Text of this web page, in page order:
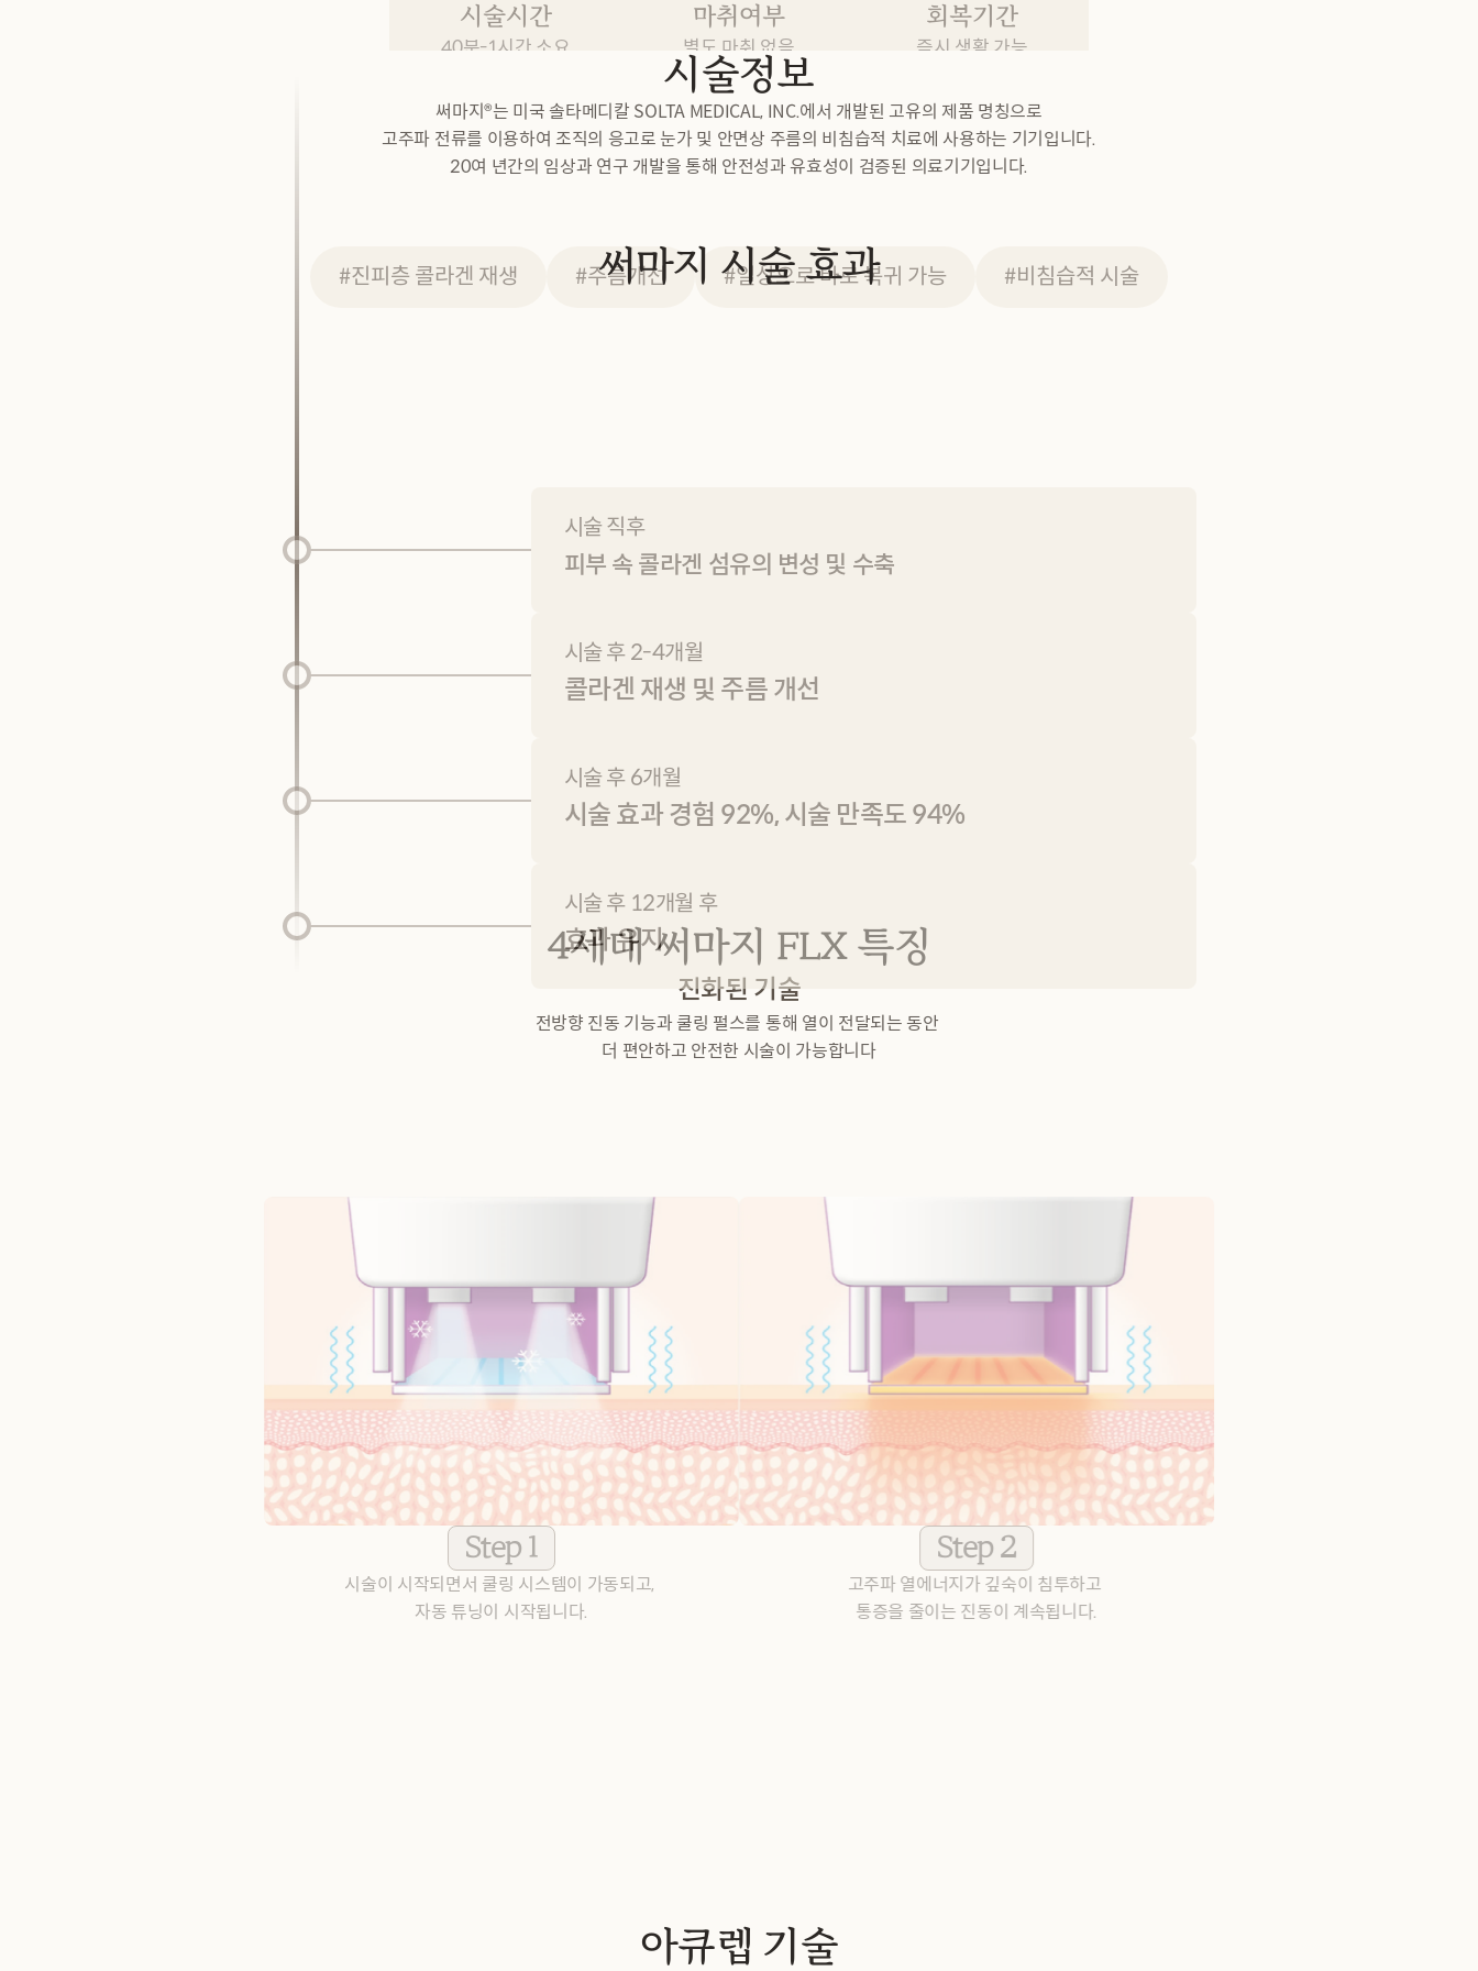
시술시간
40분-1시간 소요
마취여부
별도 마취 없음
회복기간
즉시 생활 가능
시술정보
써마지®는 미국 솔타메디칼 SOLTA MEDICAL, INC.에서 개발된 고유의 제품 명칭으로
고주파 전류를 이용하여 조직의 응고로 눈가 및 안면상 주름의 비침습적 치료에 사용하는 기기입니다.
20여 년간의 임상과 연구 개발을 통해 안전성과 유효성이 검증된 의료기기입니다.
#진피층 콜라겐 재생 #주름개선 #일상으로 바로 복귀 가능 #비침습적 시술
써마지 시술 효과
시술 직후
피부 속 콜라겐 섬유의 변성 및 수축
시술 후 2-4개월
콜라겐 재생 및 주름 개선
시술 후 6개월
시술 효과 경험 92%, 시술 만족도 94%
시술 후 12개월 후
효과 유지
4세대 써마지 FLX 특징
진화된 기술
전방향 진동 기능과 쿨링 펄스를 통해 열이 전달되는 동안
더 편안하고 안전한 시술이 가능합니다
Step 1
시술이 시작되면서 쿨링 시스템이 가동되고,
자동 튜닝이 시작됩니다.
Step 2
고주파 열에너지가 깊숙이 침투하고
통증을 줄이는 진동이 계속됩니다.
아큐렙 기술